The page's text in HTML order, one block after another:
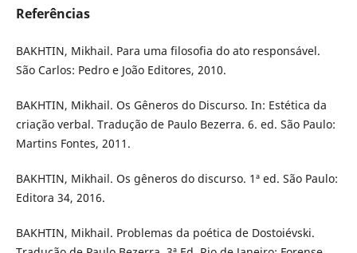
Referências
BAKHTIN, Mikhail. Para uma filosofia do ato responsável.
São Carlos: Pedro e João Editores, 2010.
BAKHTIN, Mikhail. Os Gêneros do Discurso. In: Estética da
criação verbal. Tradução de Paulo Bezerra. 6. ed. São Paulo:
Martins Fontes, 2011.
BAKHTIN, Mikhail. Os gêneros do discurso. 1ª ed. São Paulo:
Editora 34, 2016.
BAKHTIN, Mikhail. Problemas da poética de Dostoiévski.